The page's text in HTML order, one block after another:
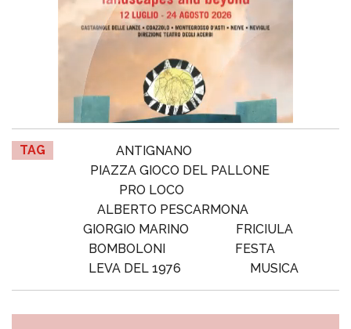
TAG
ANTIGNANO
PIAZZA GIOCO DEL PALLONE
PRO LOCO
ALBERTO PESCARMONA
GIORGIO MARINO
FRICIULA
BOMBOLONI
FESTA
LEVA DEL 1976
MUSICA